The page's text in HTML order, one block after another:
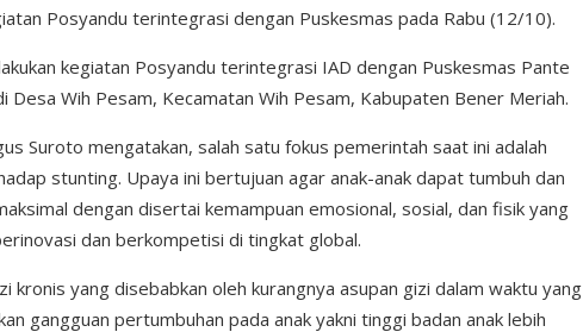
Posyandu terintegrasi dengan Puskesmas pada Rabu (12/10).
kegiatan Posyandu terintegrasi IAD dengan Puskesmas Pante
Desa Wih Pesam, Kecamatan Wih Pesam, Kabupaten Bener Meriah.
Suroto mengatakan, salah satu fokus pemerintah saat ini adalah
stunting. Upaya ini bertujuan agar anak-anak dapat tumbuh dan
dengan disertai kemampuan emosional, sosial, dan fisik yang
dan berkompetisi di tingkat global.
kronis yang disebabkan oleh kurangnya asupan gizi dalam waktu yang
gangguan pertumbuhan pada anak yakni tinggi badan anak lebih